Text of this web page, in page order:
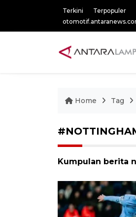
Terkini Terpopuler
Home Tag
Kumpulan berita